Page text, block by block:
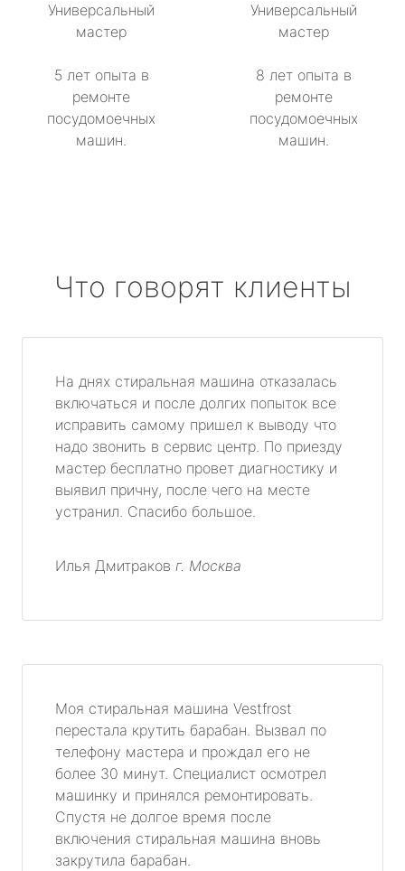
Универсальный
мастер
5 лет опыта в
ремонте
посудомоечных
машин.
Универсальный
мастер
8 лет опыта в
ремонте
посудомоечных
машин.
Что говорят клиенты
На днях стиральная машина отказалась
включаться и после долгих попыток все
исправить самому пришел к выводу что
надо звонить в сервис центр. По приезду
мастер бесплатно провет диагностику и
выявил причну, после чего на месте
устранил. Спасибо большое.
Илья Дмитраков г. Москва
Моя стиральная машина Vestfrost
перестала крутить барабан. Вызвал по
телефону мастера и прождал его не
более 30 минут. Специалист осмотрел
машинку и принялся ремонтировать.
Спустя не долгое время после
включения стиральная машина вновь
закрутила барабан.